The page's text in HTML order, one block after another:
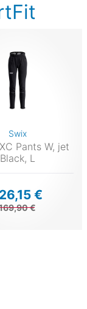
Swix
Pants W, jet
Black, L
€
€